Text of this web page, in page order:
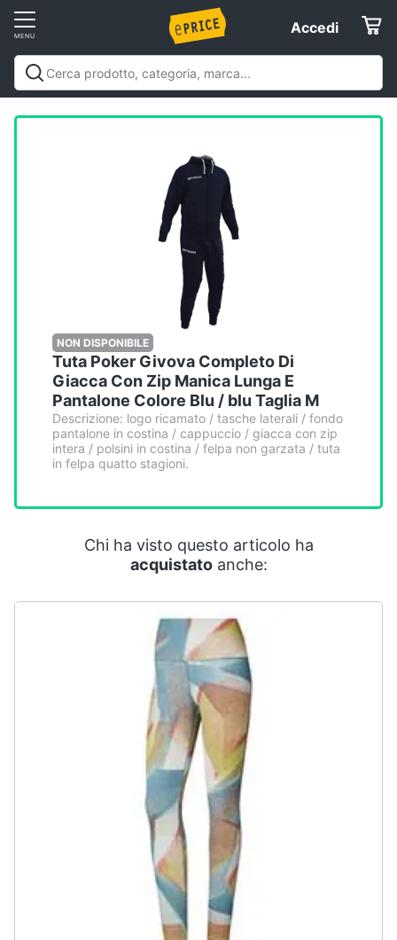
Accedi
Accedi
NON DISPONIBILE
Tuta Poker Givova Completo Di
Giacca Con Zip Manica Lunga E
Pantalone Colore Blu / blu Taglia M
Descrizione: logo ricamato / tasche laterali / fondo
pantalone in costina / cappuccio / giacca con zip
intera / polsini in costina / felpa non garzata / tuta
in felpa quatto stagioni.
Chi ha visto questo articolo ha
acquistatoanche: